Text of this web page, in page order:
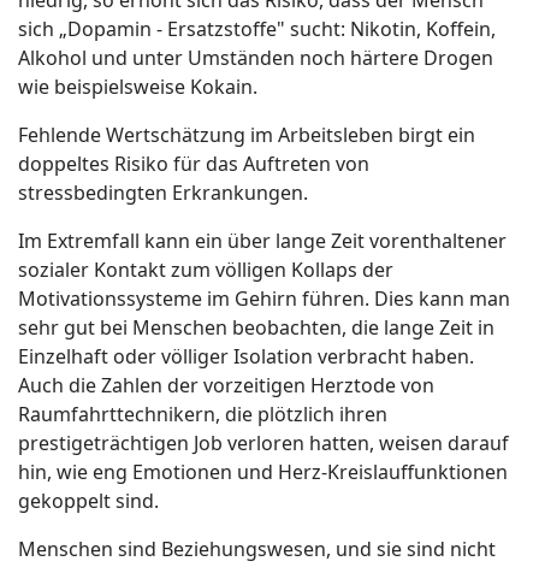
sich „Dopamin - Ersatzstoffe" sucht: Nikotin, Koffein,
Alkohol und unter Umständen noch härtere Drogen
wie beispielsweise Kokain.
Fehlende Wertschätzung im Arbeitsleben birgt ein
doppeltes Risiko für das Auftreten von
stressbedingten Erkrankungen.
Im Extremfall kann ein über lange Zeit vorenthaltener
sozialer Kontakt zum völligen Kollaps der
Motivationssysteme im Gehirn führen. Dies kann man
sehr gut bei Menschen beobachten, die lange Zeit in
Einzelhaft oder völliger Isolation verbracht haben.
Auch die Zahlen der vorzeitigen Herztode von
Raumfahrttechnikern, die plötzlich ihren
prestigeträchtigen Job verloren hatten, weisen darauf
hin, wie eng Emotionen und Herz-Kreislauffunktionen
gekoppelt sind.
Menschen sind Beziehungswesen, und sie sind nicht